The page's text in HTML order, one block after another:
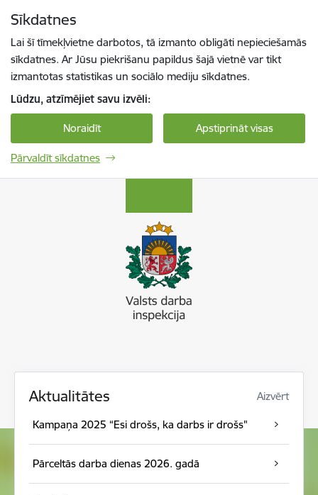
Sīkdatnes
Lai šī tīmekļvietne darbotos, tā izmanto obligāti nepieciešamās
sīkdatnes. Ar Jūsu piekrišanu papildus šajā vietnē var tikt
izmantotas statistikas un sociālo mediju sīkdatnes.
Lūdzu, atzīmējiet savu izvēli:
Noraidīt Apstiprināt visas
Pārvaldīt sīkdatnes
Aktualitātes Aizvērt
Kampaņa 2025 “Esi drošs, ka darbs ir drošs"
Pārceltās darba dienas 2026. gadā